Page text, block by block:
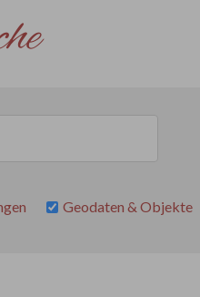
Geodaten & Objekte